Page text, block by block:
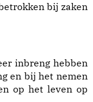
inbreng hebben
en bij het nemen
op het leven op